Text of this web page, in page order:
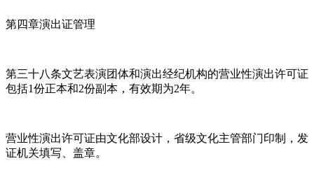
第四章演出证管理
第三十八条文艺表演团体和演出经纪机构的营业性演出许可证
包括1份正本和2份副本，有效期为2年。
营业性演出许可证由文化部设计，省级文化主管部门印制，发
证机关填写、盖章。